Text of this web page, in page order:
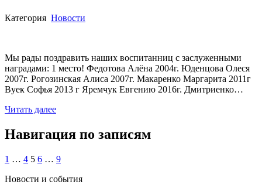
Категория Новости
Мы рады поздравить наших воспитанниц с заслуженными
наградами: 1 место! Федотова Алёна 2004г. Юденцова Олеся
2007г. Рогозинская Алиса 2007г. Макаренко Маргарита 2011г
Вуек Софья 2013 г Яремчук Евгению 2016г. Дмитриенко…
Читать далее
Навигация по записям
1 … 4 5 6 … 9
Новости и события